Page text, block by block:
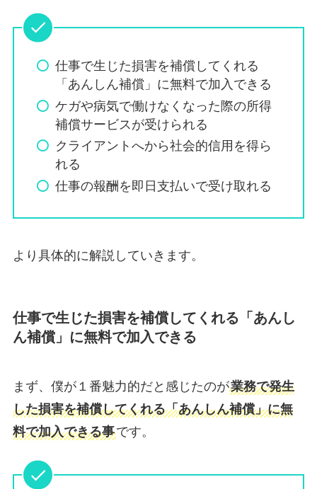
仕事で生じた損害を補償してくれる
「あんしん補償」に無料で加入できる
ケガや病気で働けなくなった際の所得
補償サービスが受けられる
クライアントへから社会的信用を得ら
れる
仕事の報酬を即日支払いで受け取れる
より具体的に解説していきます。
仕事で生じた損害を補償してくれる「あんし
ん補償」に無料で加入できる
まず、僕が１番魅力的だと感じたのが業務で発生
した損害を補償してくれる「あんしん補償」に無
料で加入できる事です。